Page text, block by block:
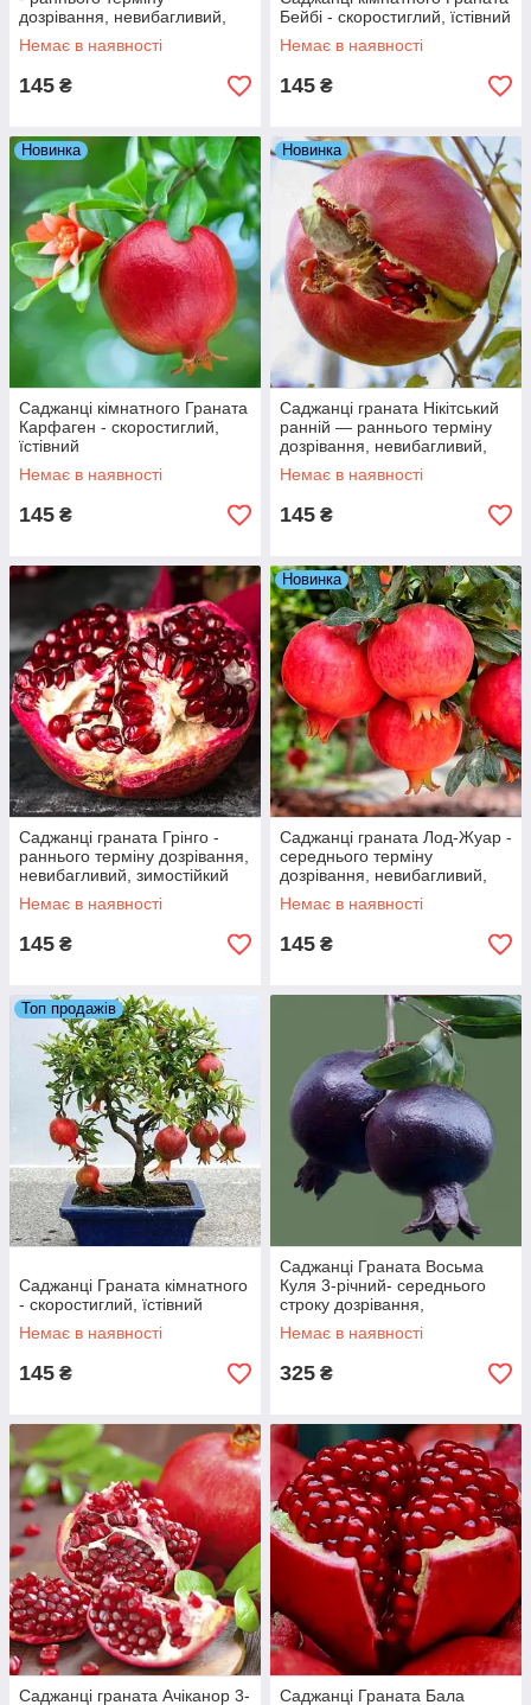
дозрівання, невибагливий,
зимостійкий
Немає в наявності
145 ₴
Бейбі - скоростиглий, їстівний
Немає в наявності
145 ₴
Новинка
Саджанці кімнатного Граната
Карфаген - скоростиглий,
їстівний
Немає в наявності
145 ₴
Новинка
Саджанці граната Нікітський
ранній — раннього терміну
дозрівання, невибагливий,
зимовостійкий
Немає в наявності
145 ₴
Саджанці граната Грінго -
раннього терміну дозрівання,
невибагливий, зимостійкий
Немає в наявності
145 ₴
Новинка
Саджанці граната Лод-Жуар -
середнього терміну
дозрівання, невибагливий,
зимостійкий
Немає в наявності
145 ₴
Топ продажів
Саджанці Граната кімнатного
- скоростиглий, їстівний
Немає в наявності
145 ₴
Саджанці Граната Восьма
Куля 3-річний- середнього
строку дозрівання,
крупноплідна, тонкошкірий
Немає в наявності
325 ₴
Саджанці граната Ачіканор 3-
Саджанці Граната Бала